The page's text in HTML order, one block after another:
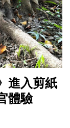
進入剪紙
體驗